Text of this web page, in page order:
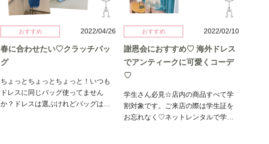
うドレスです。 しかもこのレースの
デザインのおかげでドレスの面積が
少なく見えて痩せて見えるのが嬉し
い♡ちなみにこちらのドレス色違い
でピンクにゴールドの刺繍のドレス
があります。また全く印象が異なる
の方は是非ピンクをお試しください
♡実際にアナウンサーの方にご利用
頂きましたので、そちらはまた番組
♡ 実際のコーデはこんな感じです。
カラフルお花のパンプスにmillyの緑
のバッグを差し色にしました♡アク
意しているヴィンテージゴールドの
ネックレスとイヤリングです。この
日はとっっっってもレンタルが多く
トを合わせてメリハリつけるのもと
ってもおすすめです♡ 可愛い♡ブラ
ックはチョコレートみたいでしたが
おすすめ 2022/04/26
春に合わせたい♡クラッチバッ
グ
ちょっとちょっとちょっと！いつも
ドレスに同じバッグ使ってません
か？ドレスは選ぶけれどバッグはい
おすすめ 2022/02/10
謝恩会におすすめ♡ 海外ドレス
でアンティークに可愛くコーデ
♡
学生さん必見☆店内の商品すべて学
割対象です。ご来店の際は学生証を
お忘れなく♡ネットレンタルで学割